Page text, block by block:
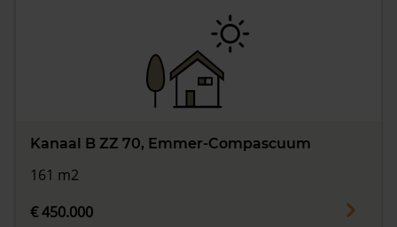
Kanaal B ZZ 70, Emmer-Compascuum
161 m2
€ 450.000